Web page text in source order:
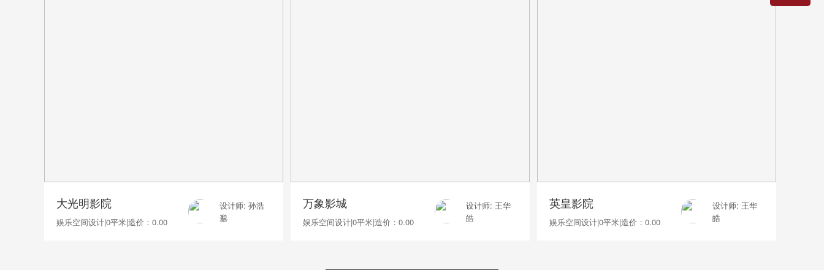
大光明影院
娱乐空间设计|0平米|造价：0.00
设计师: 孙浩
邈
万象影城
娱乐空间设计|0平米|造价：0.00
设计师: 王华
皓
英皇影院
娱乐空间设计|0平米|造价：0.00
设计师: 王华
皓